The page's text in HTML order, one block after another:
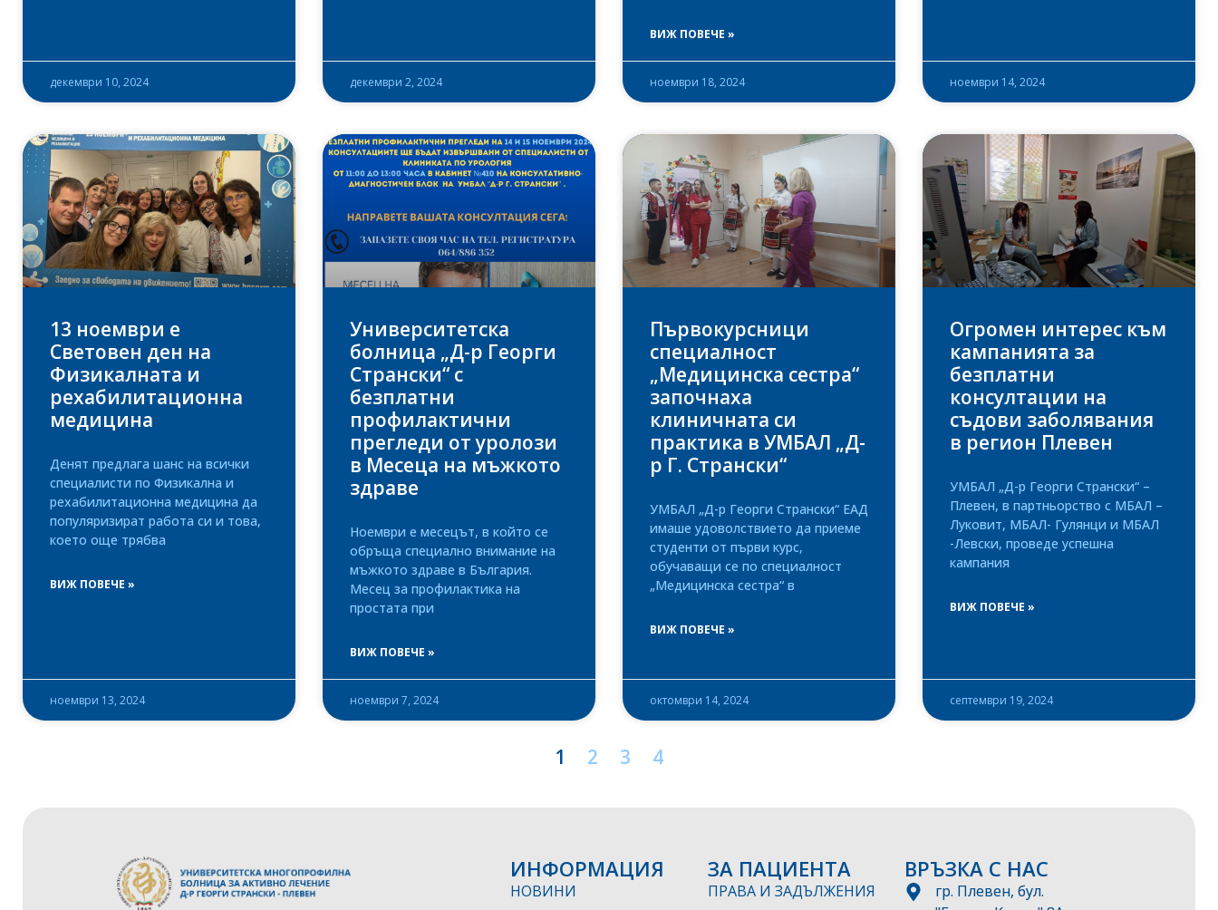
декември 10, 2024 декември 2, 2024
ВИЖ ПОВЕЧЕ »
ноември 18, 2024 ноември 14, 2024
13 ноември е
Световен ден на
Физикалната и
рехабилитационна
медицина
Денят предлага шанс на всички
специалисти по Физикална и
рехабилитационна медицина да
популяризират работа си и това,
което още трябва
ВИЖ ПОВЕЧЕ »
ноември 13, 2024
Университетска
болница „Д-р Георги
Странски“ с
безплатни
профилактични
прегледи от уролози
в Месеца на мъжкото
здраве
Ноември е месецът, в който се
обръща специално внимание на
мъжкото здраве в България.
Месец за профилактика на
простата при
ВИЖ ПОВЕЧЕ »
ноември 7, 2024
Първокурсници
специалност
„Медицинска сестра“
започнаха
клиничната си
практика в УМБАЛ „Д-
р Г. Странски“
УМБАЛ „Д-р Георги Странски“ ЕАД
имаше удоволствието да приеме
студенти от първи курс,
обучаващи се по специалност
„Медицинска сестра“ в
ВИЖ ПОВЕЧЕ »
октомври 14, 2024
Огромен интерес към
кампанията за
безплатни
консултации на
съдови заболявания
в регион Плевен
УМБАЛ „Д-р Георги Странски“ –
Плевен, в партньорство с МБАЛ –
Луковит, МБАЛ- Гулянци и МБАЛ
-Левски, проведе успешна
кампания
ВИЖ ПОВЕЧЕ »
септември 19, 2024
1 2 3 4
ИНФОРМАЦИЯ
НОВИНИ
ЗА ПАЦИЕНТА
ПРАВА И ЗАДЪЛЖЕНИЯ
ВРЪЗКА С НАС
гр. Плевен, бул.